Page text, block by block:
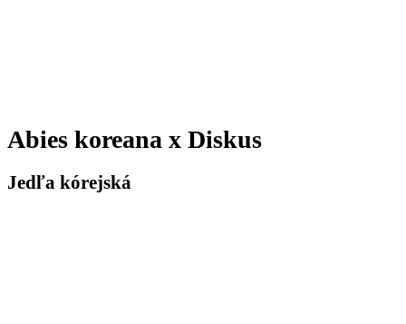
Abies koreana x Diskus
Jedľa kórejská